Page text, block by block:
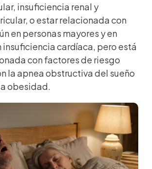
insuficiencia renal y
o estar relacionada con
en personas mayores y en
insuficiencia cardíaca, pero está
con factores de riesgo
la apnea obstructiva del sueño
obesidad.